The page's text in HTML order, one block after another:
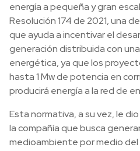
energía a pequeña y gran
Resolución 174 de 2021, una
que ayuda a incentivar el
generación distribuida con
energética, ya que los
hasta 1 Mw de potencia en
producirá energía a la red de
Esta normativa, a su vez, le
la compañía que busca
medioambiente por medio del